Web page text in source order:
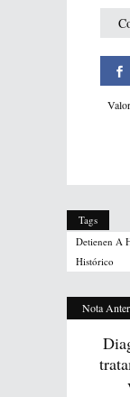
Tags
Detienen A
Histórico
Nota